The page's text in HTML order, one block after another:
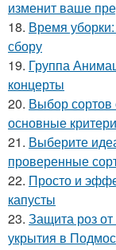
изменит ваше
18. Время уборки:
сбору
19. Группа
концерты
20. Выбор сортов
основные
21. Выберите
проверенные
22. Просто и
капусты
23. Защита роз
укрытия в